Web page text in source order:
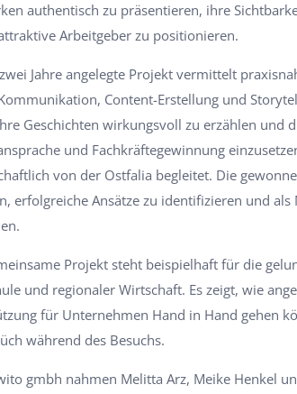
authentisch zu präsentieren, ihre
Arbeitgeber zu positionieren.
Jahre angelegte Projekt vermittelt
Content-Erstellung und
Geschichten wirkungsvoll zu erzählen und
und Fachkräftegewinnung
von der Ostfalia begleitet. Die
erfolgreiche Ansätze zu identifizieren und
Projekt steht beispielhaft für die
und regionaler Wirtschaft. Es zeigt, wie
für Unternehmen Hand in Hand gehen
während des Besuchs.
gmbh nahmen Melitta Arz, Meike Henkel